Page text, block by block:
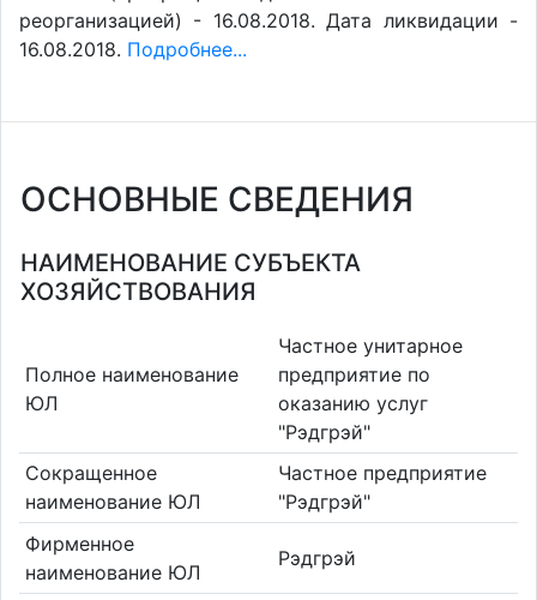
реорганизацией) - 16.08.2018. Дата ликвидации -
16.08.2018. Подробнее...
ОСНОВНЫЕ СВЕДЕНИЯ
НАИМЕНОВАНИЕ СУБЪЕКТА
ХОЗЯЙСТВОВАНИЯ
Полное наименование
ЮЛ
Частное унитарное
предприятие по
оказанию услуг
"Рэдгрэй"
Сокращенное
наименование ЮЛ
Частное предприятие
"Рэдгрэй"
Фирменное
наименование ЮЛ
Рэдгрэй